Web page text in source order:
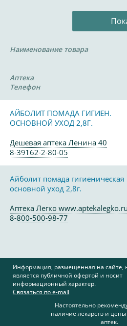
Наименование товара
Аптека
Телефон
АЙБОЛИТ ПОМАДА ГИГИЕН.
ОСНОВНОЙ УХОД 2,8Г.
Дешевая аптека Ленина 40
8-39162-2-80-05
Айболит помада гигиеническая
основной уход 2,8г.
Аптека Легко www.aptekalegko.ru
8-800-500-98-77
Информация, размещенная на сайте,
является публичной офертой и носит
информационный характер.
Связаться по e-mail
Настоятельно
наличие лекарств и
аптек.